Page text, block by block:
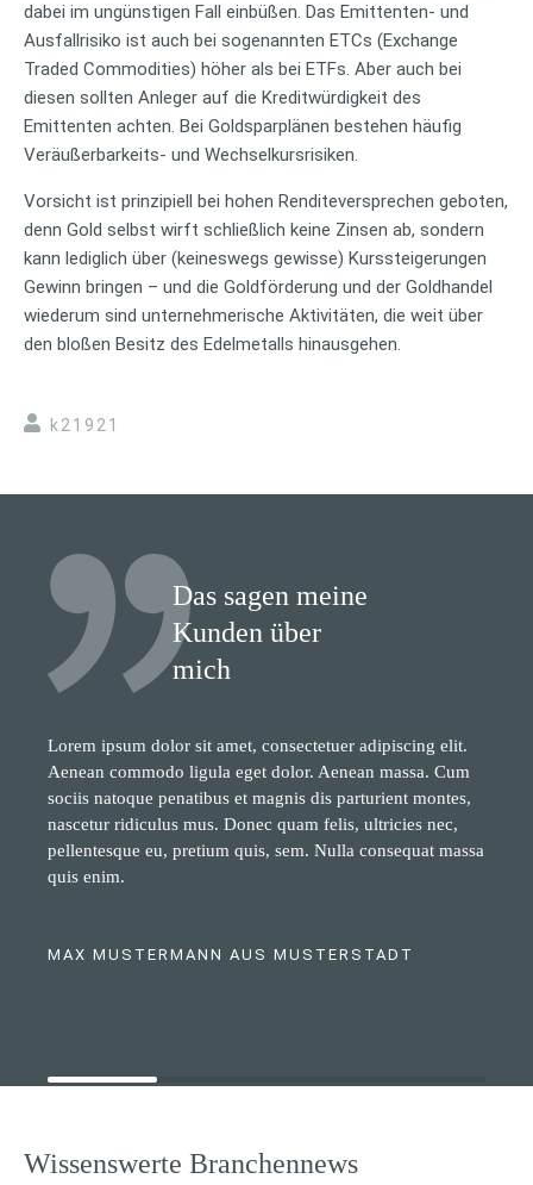
dabei im ungünstigen Fall einbüßen. Das Emittenten- und
Ausfallrisiko ist auch bei sogenannten ETCs (Exchange
Traded Commodities) höher als bei ETFs. Aber auch bei
diesen sollten Anleger auf die Kreditwürdigkeit des
Emittenten achten. Bei Goldsparplänen bestehen häufig
Veräußerbarkeits- und Wechselkursrisiken.
Vorsicht ist prinzipiell bei hohen Renditeversprechen geboten,
denn Gold selbst wirft schließlich keine Zinsen ab, sondern
kann lediglich über (keineswegs gewisse) Kurssteigerungen
Gewinn bringen – und die Goldförderung und der Goldhandel
wiederum sind unternehmerische Aktivitäten, die weit über
den bloßen Besitz des Edelmetalls hinausgehen.
k21921
Das sagen meine
Kunden über
mich
Lorem ipsum dolor sit amet, consectetuer adipiscing elit.
Aenean commodo ligula eget dolor. Aenean massa. Cum
sociis natoque penatibus et magnis dis parturient montes,
nascetur ridiculus mus. Donec quam felis, ultricies nec,
pellentesque eu, pretium quis, sem. Nulla consequat massa
quis enim.
MAX MUSTERMANN AUS MUSTERSTADT
Wissenswerte Branchennews